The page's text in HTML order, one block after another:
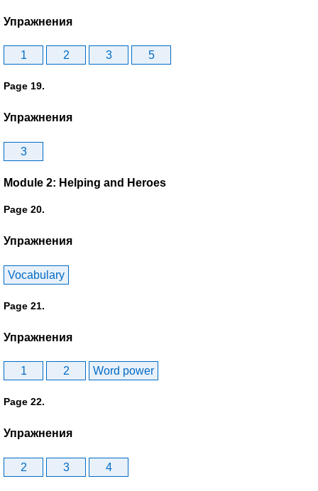
Упражнения
1 2 3 5
Page 19.
Упражнения
3
Module 2: Helping and Heroes
Page 20.
Упражнения
Vocabulary
Page 21.
Упражнения
1 2 Word power
Page 22.
Упражнения
2 3 4